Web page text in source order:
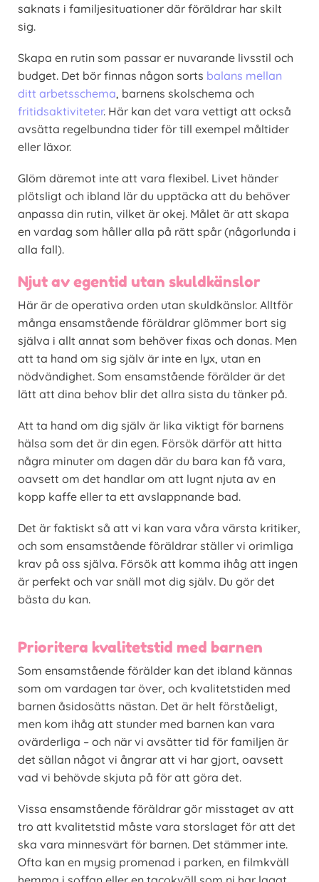
saknats i familjesituationer där föräldrar har skilt
sig.
Skapa en rutin som passar er nuvarande livsstil och
budget. Det bör finnas någon sorts balans mellan
ditt arbetsschema, barnens skolschema och
fritidsaktiviteter. Här kan det vara vettigt att också
avsätta regelbundna tider för till exempel måltider
eller läxor.
Glöm däremot inte att vara flexibel. Livet händer
plötsligt och ibland lär du upptäcka att du behöver
anpassa din rutin, vilket är okej. Målet är att skapa
en vardag som håller alla på rätt spår (någorlunda i
alla fall).
Njut av egentid utan skuldkänslor
Här är de operativa orden utan skuldkänslor. Alltför
många ensamstående föräldrar glömmer bort sig
själva i allt annat som behöver fixas och donas. Men
att ta hand om sig själv är inte en lyx, utan en
nödvändighet. Som ensamstående förälder är det
lätt att dina behov blir det allra sista du tänker på.
Att ta hand om dig själv är lika viktigt för barnens
hälsa som det är din egen. Försök därför att hitta
några minuter om dagen där du bara kan få vara,
oavsett om det handlar om att lugnt njuta av en
kopp kaffe eller ta ett avslappnande bad.
Det är faktiskt så att vi kan vara våra värsta kritiker,
och som ensamstående föräldrar ställer vi orimliga
krav på oss själva. Försök att komma ihåg att ingen
är perfekt och var snäll mot dig själv. Du gör det
bästa du kan.
Prioritera kvalitetstid med barnen
Som ensamstående förälder kan det ibland kännas
som om vardagen tar över, och kvalitetstiden med
barnen åsidosätts nästan. Det är helt förståeligt,
men kom ihåg att stunder med barnen kan vara
ovärderliga – och när vi avsätter tid för familjen är
det sällan något vi ångrar att vi har gjort, oavsett
vad vi behövde skjuta på för att göra det.
Vissa ensamstående föräldrar gör misstaget av att
tro att kvalitetstid måste vara storslaget för att det
ska vara minnesvärt för barnen. Det stämmer inte.
Ofta kan en mysig promenad i parken, en filmkväll